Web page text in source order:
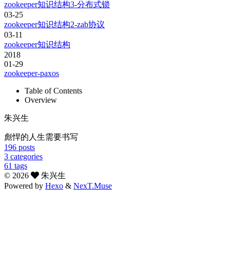
zookeeper知识结构3-分布式锁
03-25
zookeeper知识结构2-zab协议
03-11
zookeeper知识结构
2018
01-29
zookeeper-paxos
Table of Contents
Overview
朱兴生
彪悍的人生需要书写
196 posts
3 categories
61 tags
© 2026
朱兴生
Powered by Hexo & NexT.Muse